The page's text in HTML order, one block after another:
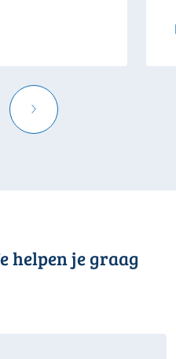
helpen je graag